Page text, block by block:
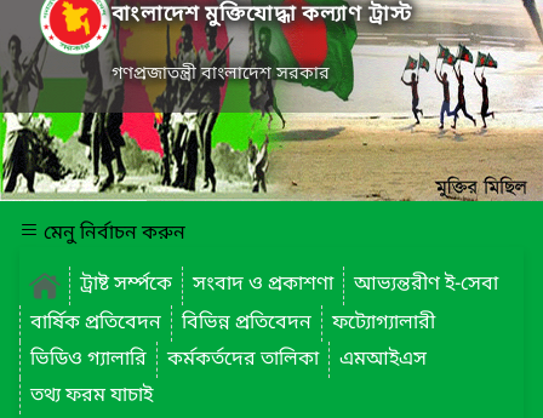
বাংলাদেশ মুক্তিযোদ্ধা কল্যাণ ট্রাস্ট
গণপ্রজাতন্ত্রী বাংলাদেশ সরকার
মেনু নির্বাচন করুন
ট্রাষ্ট সর্ম্পকে
সংবাদ ও প্রকাশণা
আভ্যন্তরীণ ই-সেবা
বার্ষিক প্রতিবেদন
বিভিন্ন প্রতিবেদন
ফট্যোগ্যালারী
ভিডিও গ্যালারি
কর্মকর্তদের তালিকা
এমআইএস
তথ্য ফরম যাচাই